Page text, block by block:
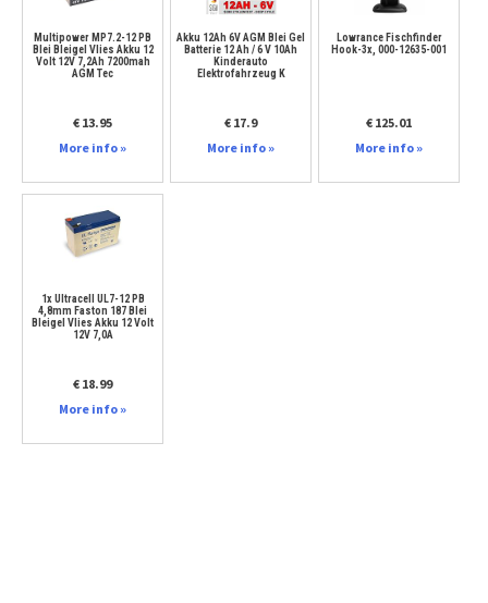
Multipower MP7.2-12 PB
Blei Bleigel Vlies Akku 12
Volt 12V 7,2Ah 7200mah
AGM Tec
€ 13.95
More info »
Akku 12Ah 6V AGM Blei Gel
Batterie 12 Ah / 6 V 10Ah
Kinderauto
Elektrofahrzeug K
€ 17.9
More info »
Lowrance Fischfinder
Hook-3x, 000-12635-001
€ 125.01
More info »
1x Ultracell UL7-12 PB
4,8mm Faston 187 Blei
Bleigel Vlies Akku 12 Volt
12V 7,0A
€ 18.99
More info »